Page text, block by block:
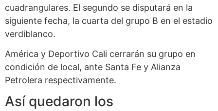
cuadrangulares. El segundo se disputará en la
siguiente fecha, la cuarta del grupo B en el estadio
verdiblanco.
América y Deportivo Cali cerrarán su grupo en
condición de local, ante Santa Fe y Alianza
Petrolera respectivamente.
Así quedaron los